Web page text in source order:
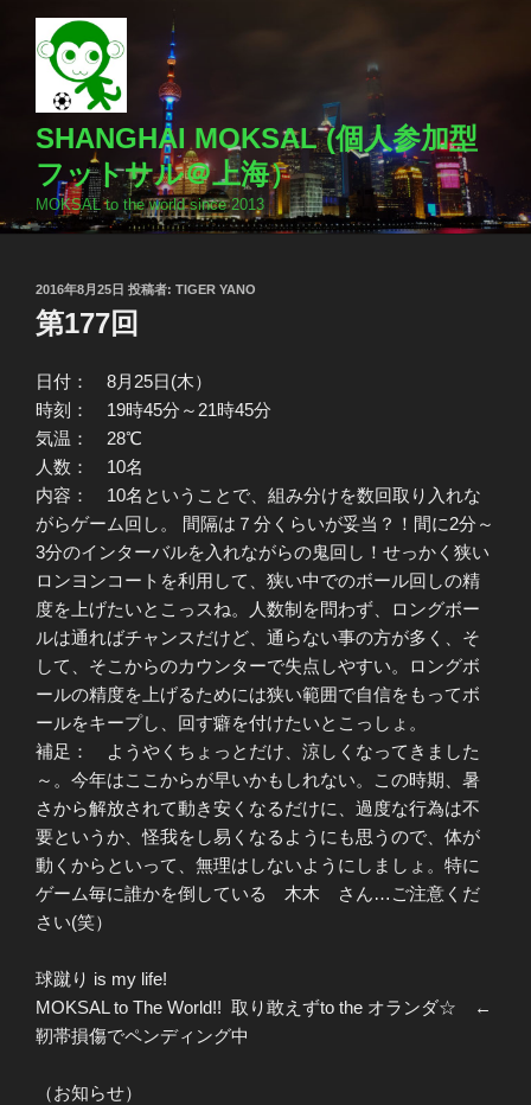
ッ
SHANGHAI MOKSAL (個人参加型
フットサル＠上海）
MOKSAL to the world since 2013
投
稿
日:
2016年8月25日 投稿者: TIGER YANO
第177回
日付： 8月25日(木）
時刻： 19時45分～21時45分
気温： 28℃
人数： 10名
内容： 10名ということで、組み分けを数回取り入れな
がらゲーム回し。 間隔は７分くらいが妥当？！間に2分～
3分のインターバルを入れながらの鬼回し！せっかく狭い
ロンヨンコートを利用して、狭い中でのボール回しの精
度を上げたいとこっスね。人数制を問わず、ロングボー
ルは通ればチャンスだけど、通らない事の方が多く、そ
して、そこからのカウンターで失点しやすい。ロングボ
ールの精度を上げるためには狭い範囲で自信をもってボ
ールをキープし、回す癖を付けたいとこっしょ。
補足： ようやくちょっとだけ、涼しくなってきました
～。今年はここからが早いかもしれない。この時期、暑
さから解放されて動き安くなるだけに、過度な行為は不
要というか、怪我をし易くなるようにも思うので、体が
動くからといって、無理はしないようにしましょ。特に
ゲーム毎に誰かを倒している 木木 さん…ご注意くだ
さい(笑）
球蹴り is my life!
MOKSAL to The World!! 取り敢えずto the オランダ☆ ←
靭帯損傷でペンディング中
（お知らせ）